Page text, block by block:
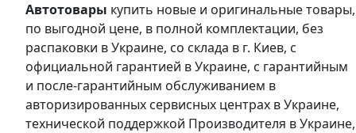
Автотовары купить новые и оригинальные товары,
по выгодной цене, в полной комплектации, без
распаковки в Украине, со склада в г. Киев, с
официальной гарантией в Украине, с гарантийным
и после-гарантийным обслуживанием в
авторизированных сервисных центрах в Украине,
технической поддержкой Производителя в Украине,